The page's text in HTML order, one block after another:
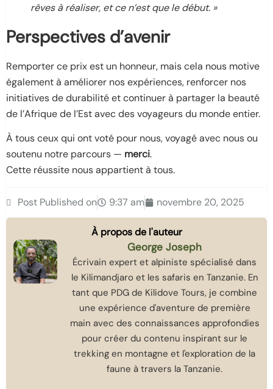
rêves à réaliser, et ce n’est que le début. »
Perspectives d’avenir
Remporter ce prix est un honneur, mais cela nous motive
également à améliorer nos expériences, renforcer nos
initiatives de durabilité et continuer à partager la beauté
de l’Afrique de l’Est avec des voyageurs du monde entier.
À tous ceux qui ont voté pour nous, voyagé avec nous ou
soutenu notre parcours — merci.
Cette réussite nous appartient à tous.
Post Published on 9:37 am novembre 20, 2025
À propos de l'auteur
George Joseph
Écrivain expert et alpiniste spécialisé dans
le Kilimandjaro et les safaris en Tanzanie. En
tant que PDG de Kilidove Tours, je combine
une expérience d'aventure de première
main avec des connaissances approfondies
pour créer du contenu inspirant sur le
trekking en montagne et l'exploration de la
faune à travers la Tanzanie.